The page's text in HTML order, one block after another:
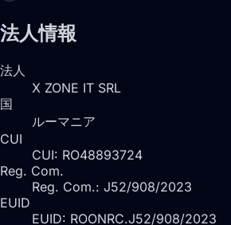
法人情報
法人
X ZONE IT SRL
国
ルーマニア
CUI
CUI: RO48893724
Reg. Com.
Reg. Com.: J52/908/2023
EUID
EUID: ROONRC.J52/908/2023